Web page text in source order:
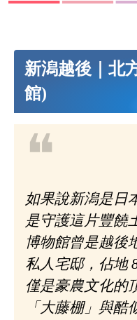
新潟越後｜北
館)
❝
如果說新潟是日
是守護這片豐饒
博物館曾是越後
私人宅邸，佔地
僅是豪農文化的
「大藤棚」與